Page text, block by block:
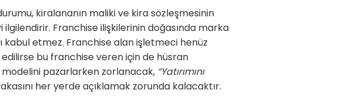
kiralananın maliki ve kira sözleşmesinin
Franchise ilişkilerinin doğasında marka
kabul etmez. Franchise alan işletmeci henüz
bu franchise veren için de hüsran
pazarlarken zorlanacak, “Yatırımını
her yerde açıklamak zorunda kalacaktır.